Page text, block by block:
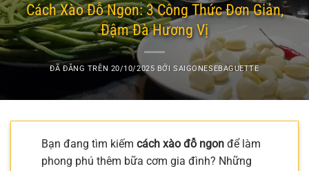
Cách Xào Đỗ Ngon: 3 Công Thức Đơn Giản,
Đậm Đà Hương Vị
ĐÃ ĐĂNG TRÊN 20/10/2025 BỞISAIGONESEBAGUETTE
Bạn đang tìm kiếm cách xào đỗ ngon để làm
phong phú thêm bữa cơm gia đình? Những